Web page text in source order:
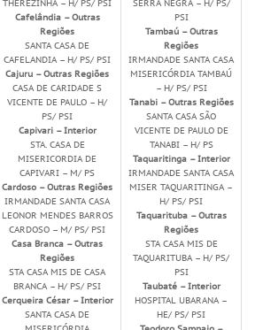
THEREZINHA – H/ PS/ PSI
Cafelândia – Outras
Regiões
SANTA CASA DE
CAFELANDIA – H/ PS/ PSI
Cajuru – Outras Regiões
CASA DE CARIDADE S
VICENTE DE PAULO – H/
PS/ PSI
Capivari – Interior
STA. CASA DE
MISERICORDIA DE
CAPIVARI – M/ PS
Cardoso – Outras Regiões
IRMANDADE SANTA CASA
LEONOR MENDES BARROS
CARDOSO – M/ PS/ PSI
Casa Branca – Outras
Regiões
STA CASA MIS DE CASA
BRANCA – H/ PS/ PSI
Cerqueira César – Interior
SANTA CASA DE
SERRA NEGRA – H/ PS/
PSI
Tambaú – Outras
Regiões
IRMANDADE SANTA CASA
MISERICÓRDIA TAMBAÚ
– H/ PS/ PSI
Tanabi – Outras Regiões
SANTA CASA SÃO
VICENTE DE PAULO DE
TANABI – H/ PS
Taquaritinga – Interior
IRMANDADE SANTA CASA
MISER TAQUARITINGA –
H/ PS/ PSI
Taquarituba – Outras
Regiões
STA CASA MIS DE
TAQUARITUBA – H/ PS/
PSI
Taubaté – Interior
HOSPITAL UBARANA –
HE/ PS/ PSI